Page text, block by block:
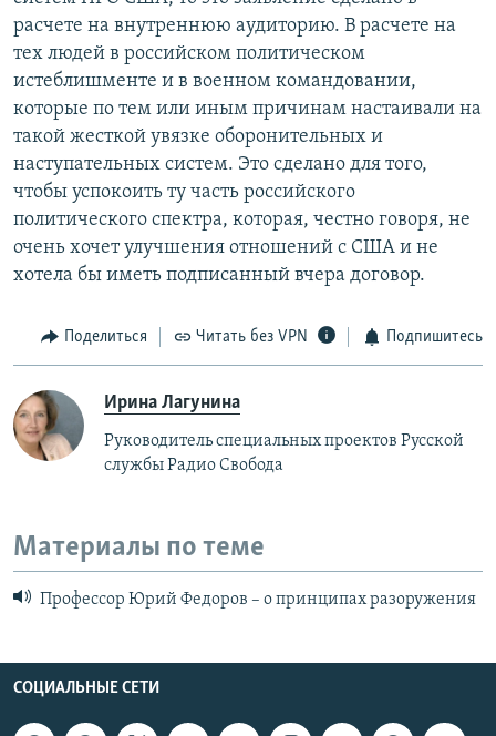
расчете на внутреннюю аудиторию. В расчете на
тех людей в российском политическом
истеблишменте и в военном командовании,
которые по тем или иным причинам настаивали на
такой жесткой увязке оборонительных и
наступательных систем. Это сделано для того,
чтобы успокоить ту часть российского
политического спектра, которая, честно говоря, не
очень хочет улучшения отношений с США и не
хотела бы иметь подписанный вчера договор.
Поделиться Читать без VPN Подпишитесь
Ирина Лагунина
Руководитель специальных проектов Русской
службы Радио Свобода
Материалы по теме
Профессор Юрий Федоров – о принципах разоружения
СОЦИАЛЬНЫЕ СЕТИ